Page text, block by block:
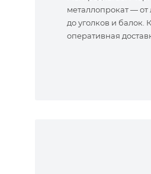
металлопрокат — от
до уголков и балок.
оперативная